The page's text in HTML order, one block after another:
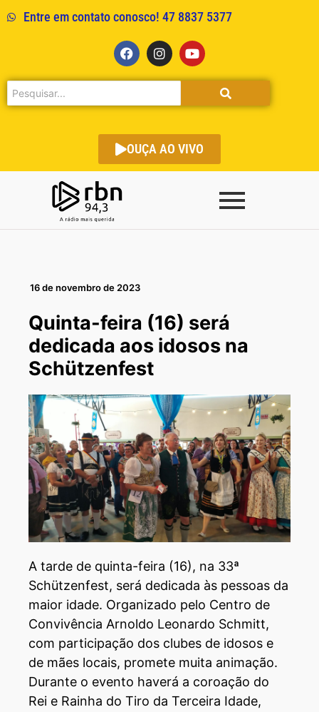
Entre em contato conosco! 47 8837 5377
OUÇA AO VIVO
16 de novembro de 2023
Quinta-feira (16) será
dedicada aos idosos na
Schützenfest
A tarde de quinta-feira (16), na 33ª
Schützenfest, será dedicada às pessoas da
maior idade. Organizado pelo Centro de
Convivência Arnoldo Leonardo Schmitt,
com participação dos clubes de idosos e
de mães locais, promete muita animação.
Durante o evento haverá a coroação do
Rei e Rainha do Tiro da Terceira Idade,